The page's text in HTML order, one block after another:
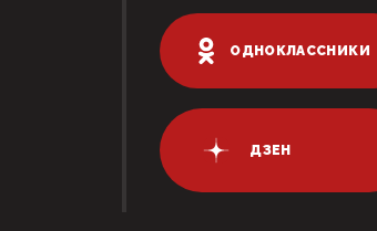
ОДНОКЛАССНИКИ
ДЗЕН